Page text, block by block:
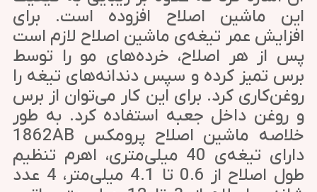
این ماشین اصلاح افزوده است. برای
افزایش عمر تیغه‌ی ماشین اصلاح لازم است
پس از هر اصلاح، خرده‌های مو را توسط
برس تمیز کرده و سپس دندانه‌های تیغه را
روغن‌کاری کرد. برای این کار می‌توان از برس
و روغن داخل جعبه استفاده کرد. به طور
خلاصه ماشین اصلاح پرومکس 1862AB
دارای تیغه‌ی 40 میلی‌متری، اهرم تنظیم
طول اصلاح از 0.6 تا 4.1 میلی‌متر، 4 عدد